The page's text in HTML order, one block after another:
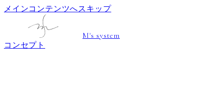
メインコンテンツへスキップ
M's system
コンセプト